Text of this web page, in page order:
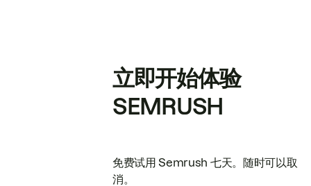
立即开始体验
SEMRUSH
免费试用 Semrush 七天。随时可以取
消。